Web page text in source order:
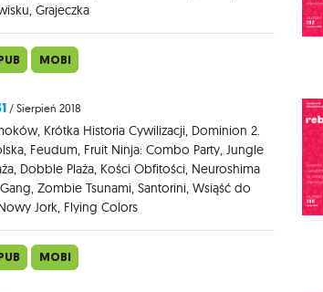
Grajeczka
MOBI
/ Sierpień 2018
Krótka Historia Cywilizacji, Dominion 2.
Feudum, Fruit Ninja: Combo Party, Jungle
Dobble Plaża, Kości Obfitości, Neuroshima
Zombie Tsunami, Santorini, Wsiąść do
Jork, Flying Colors
MOBI